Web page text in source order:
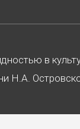
в
Н.А.